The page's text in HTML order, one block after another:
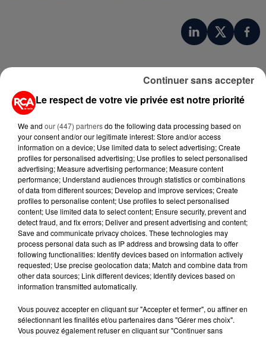
A LIRE AUSSI...
7 août 2026
PETIT-DÉJEUNER : EST-IL
VRAIMENT OBLIGATOIRE DE
MANGER LE MATIN ?
7 août 2026
WEEK-END ROUGE SUR LES
ROUTES : LE GRAND OUEST SE
PRÉPARE À UN...
6 août 2026
MÉGOTS ET FEUX DE FORÊT : LES
Le respect de votre vie privée est notre priorité
We and our (447) partnersdo the following data processing based on
your consent and/or our legitimate interest: Store and/or access
information on a device; Use limited data to select advertising; Create
profiles for personalised advertising; Use profiles to select personalised
advertising; Measure advertising performance; Measure content
performance; Understand audiences through statistics or combinations
of data from different sources; Develop and improve services; Create
profiles to personalise content; Use profiles to select personalised
content; Use limited data to select content; Ensure security, prevent and
detect fraud, and fix errors; Deliver and present advertising and content;
Save and communicate privacy choices. These technologies may
process personal data such as IP address and browsing data to offer
following functionalities: Identify devices based on information actively
requested; Use precise geolocation data; Match and combine data from
other data sources; Link different devices; Identify devices based on
information transmitted automatically.
Vous pouvez accepter en cliquant sur "Accepter et fermer", ou affiner en
sélectionnant les finalités et/ou partenaires dans "Gérer mes choix".
Vous pouvez également refuser en cliquant sur "Continuer sans
Continuer sans accepter